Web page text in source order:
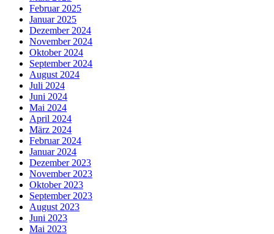
Februar 2025
Januar 2025
Dezember 2024
November 2024
Oktober 2024
September 2024
August 2024
Juli 2024
Juni 2024
Mai 2024
April 2024
März 2024
Februar 2024
Januar 2024
Dezember 2023
November 2023
Oktober 2023
September 2023
August 2023
Juni 2023
Mai 2023